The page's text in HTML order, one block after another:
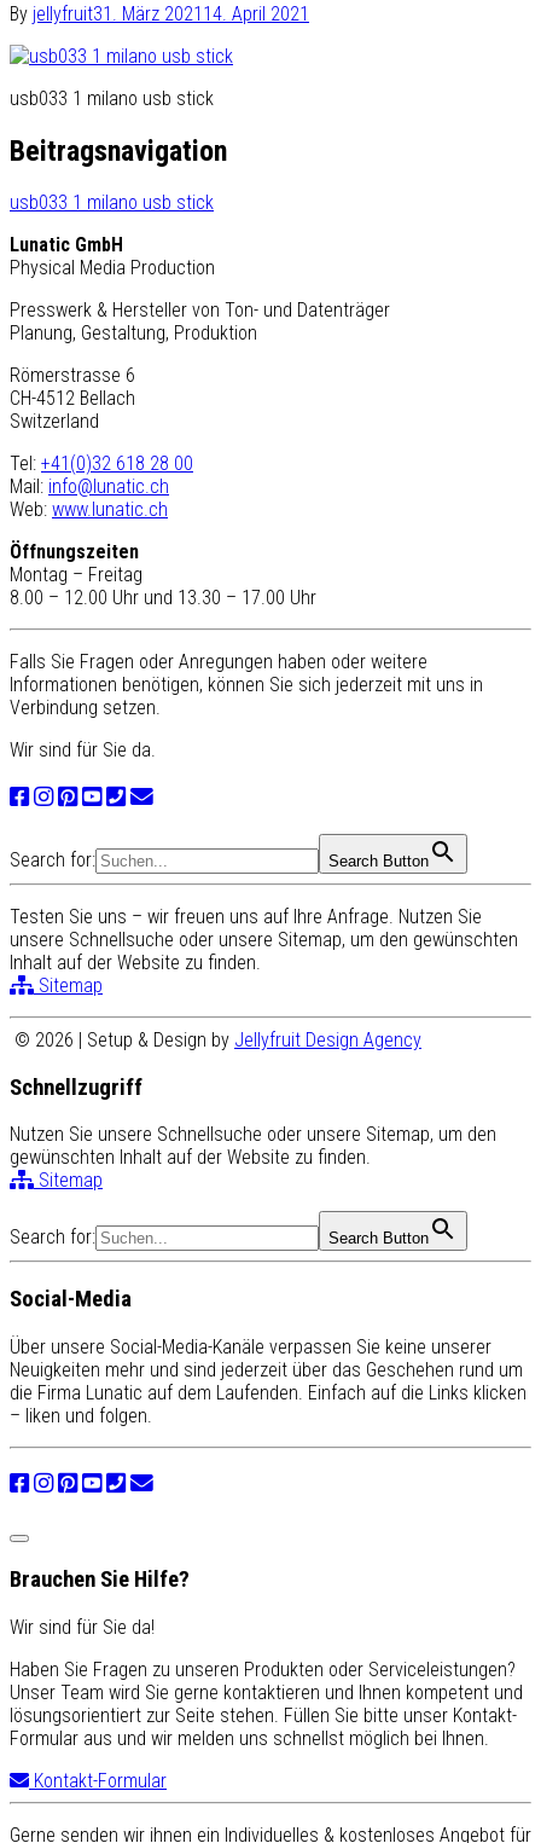
By jellyfruit31. März 2021 14. April 2021
usb033 1 milano usb stick
Beitragsnavigation
usb033 1 milano usb stick
Lunatic GmbH
Physical Media Production
Presswerk & Hersteller von Ton- und Datenträger
Planung, Gestaltung, Produktion
Römerstrasse 6
CH-4512 Bellach
Switzerland
Tel: +41(0)32 618 28 00
Mail: info@lunatic.ch
Web: www.lunatic.ch
Öffnungszeiten
Montag – Freitag
8.00 – 12.00 Uhr und 13.30 – 17.00 Uhr
Falls Sie Fragen oder Anregungen haben oder weitere
Informationen benötigen, können Sie sich jederzeit mit uns in
Verbindung setzen.
Wir sind für Sie da.
Search for: Search Button
Testen Sie uns – wir freuen uns auf Ihre Anfrage. Nutzen Sie
unsere Schnellsuche oder unsere Sitemap, um den gewünschten
Inhalt auf der Website zu finden.
Sitemap
© 2026 | Setup & Design by Jellyfruit Design Agency
Schnellzugriff
Nutzen Sie unsere Schnellsuche oder unsere Sitemap, um den
gewünschten Inhalt auf der Website zu finden.
Sitemap
Search for: Search Button
Social-Media
Über unsere Social-Media-Kanäle verpassen Sie keine unserer
Neuigkeiten mehr und sind jederzeit über das Geschehen rund um
die Firma Lunatic auf dem Laufenden. Einfach auf die Links klicken
– liken und folgen.
Brauchen Sie Hilfe?
Wir sind für Sie da!
Haben Sie Fragen zu unseren Produkten oder Serviceleistungen?
Unser Team wird Sie gerne kontaktieren und Ihnen kompetent und
lösungsorientiert zur Seite stehen. Füllen Sie bitte unser Kontakt-
Formular aus und wir melden uns schnellst möglich bei Ihnen.
Kontakt-Formular
Gerne senden wir ihnen ein Individuelles & kostenloses Angebot für